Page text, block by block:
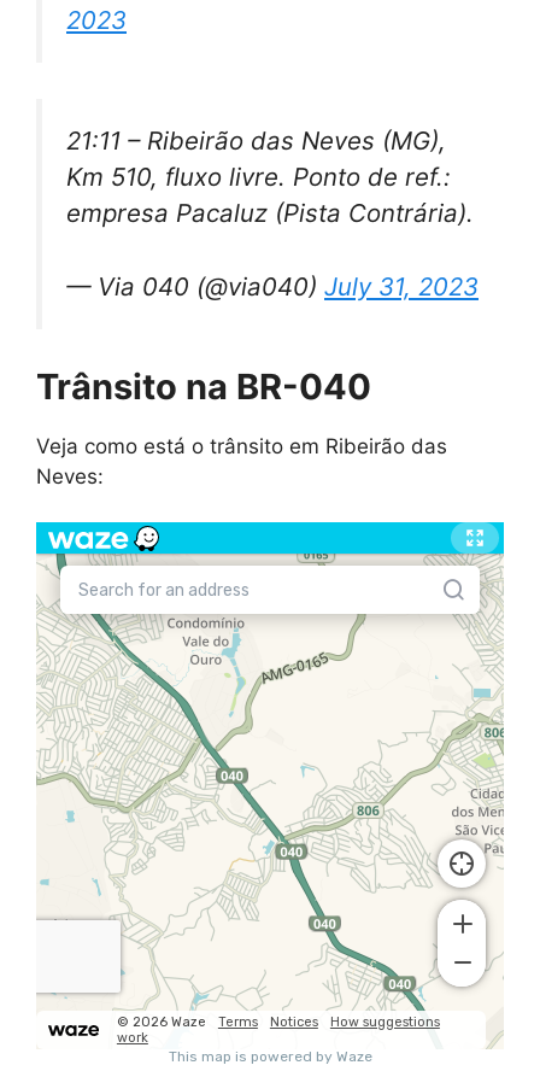
2023
21:11 – Ribeirão das Neves (MG),
Km 510, fluxo livre. Ponto de ref.:
empresa Pacaluz (Pista Contrária).
— Via 040 (@via040) July 31, 2023
Trânsito na BR-040
Veja como está o trânsito em Ribeirão das
Neves: